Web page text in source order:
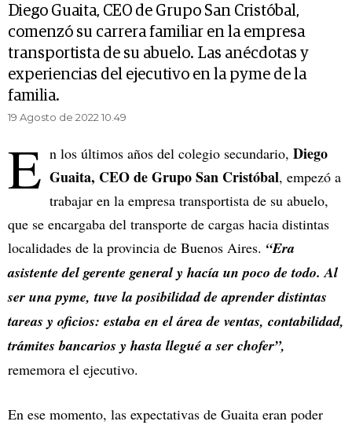
Diego Guaita, CEO de Grupo San Cristóbal,
comenzó su carrera familiar en la empresa
transportista de su abuelo. Las anécdotas y
experiencias del ejecutivo en la pyme de la
familia.
19 Agosto de 2022 10.49
E n los últimos años del colegio secundario, Diego
Guaita, CEO de Grupo San Cristóbal, empezó a
trabajar en la empresa transportista de su abuelo,
que se encargaba del transporte de cargas hacia distintas
localidades de la provincia de Buenos Aires. “Era
asistente del gerente general y hacía un poco de todo. Al
ser una pyme, tuve la posibilidad de aprender distintas
tareas y oficios: estaba en el área de ventas, contabilidad,
trámites bancarios y hasta llegué a ser chofer”,
rememora el ejecutivo.
En ese momento, las expectativas de Guaita eran poder